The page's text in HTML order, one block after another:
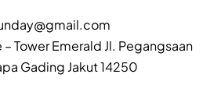
Tower Emerald Jl. Pegangsaan
Gading Jakut 14250